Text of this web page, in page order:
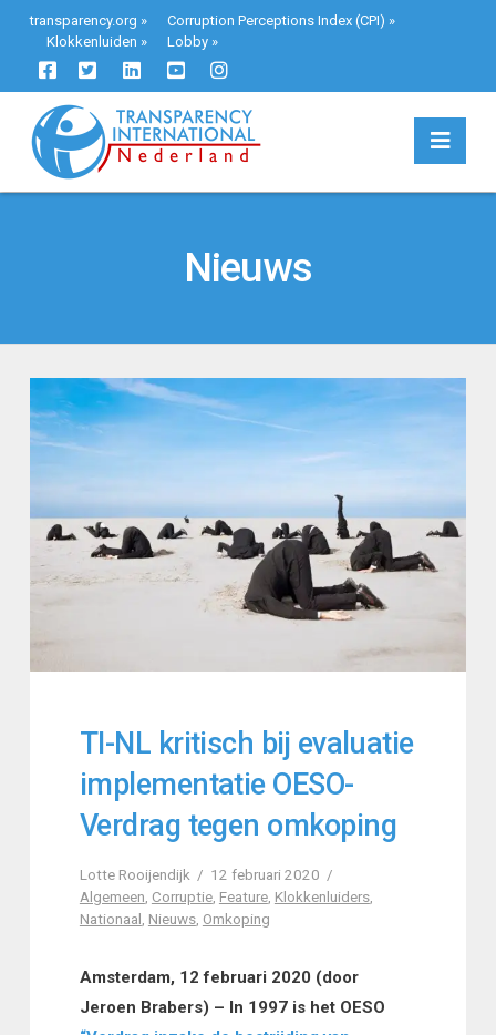
transparency.org » Corruption Perceptions Index (CPI) »
Klokkenluiden » Lobby»
Nieuws
TI-NL kritisch bij evaluatie
implementatie OESO-
Verdrag tegen omkoping
Lotte Rooijendijk
12 februari 2020
Algemeen, Corruptie, Feature, Klokkenluiders,
Nationaal, Nieuws, Omkoping
Amsterdam, 12 februari 2020 (door
Jeroen Brabers) – In 1997 is het OESO